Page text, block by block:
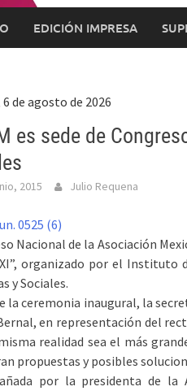
EDICIÓN IMPRESA
6 de agosto de 2026
es sede de
2015 Julio Requena
Nacional de la Asociación
organizado por el Instituto
y Sociales.
la ceremonia inaugural, la
en representación del
realidad sea el más
propuestas y posibles
por la presidenta de la